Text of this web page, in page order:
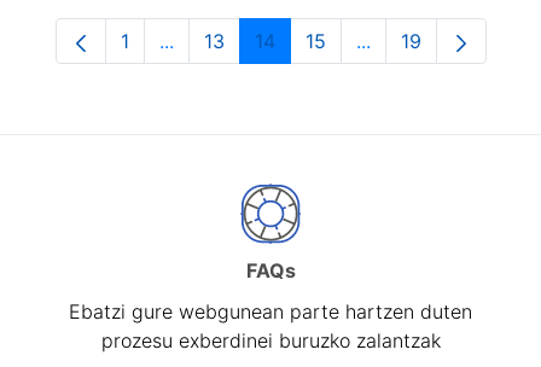
Orrialdea
1 ...Intermediate Pages Use TAB to navigate.
Orrialdea
13 Orrialdea
14 Orrialdea
15 ...Intermediate
Orrialdea
19
FAQs
Ebatzi gure webgunean parte hartzen duten
prozesu exberdinei buruzko zalantzak